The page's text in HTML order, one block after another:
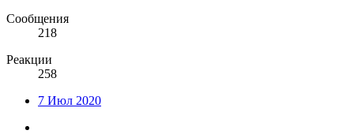
Сообщения
218
Реакции
258
7 Июл 2020